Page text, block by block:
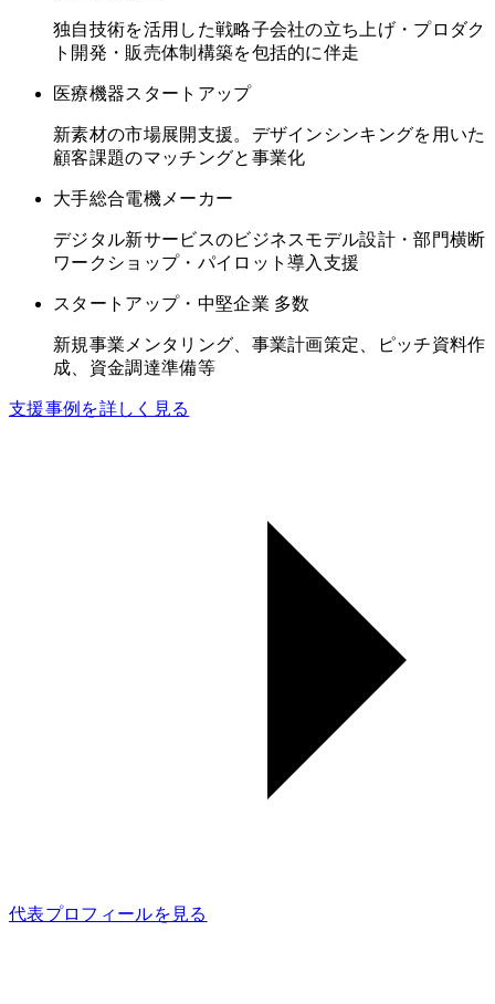
独自技術を活用した戦略子会社の立ち上げ・プロダク
ト開発・販売体制構築を包括的に伴走
医療機器スタートアップ
新素材の市場展開支援。デザインシンキングを用いた
顧客課題のマッチングと事業化
大手総合電機メーカー
デジタル新サービスのビジネスモデル設計・部門横断
ワークショップ・パイロット導入支援
スタートアップ・中堅企業 多数
新規事業メンタリング、事業計画策定、ピッチ資料作
成、資金調達準備等
支援事例を詳しく見る
代表プロフィールを見る